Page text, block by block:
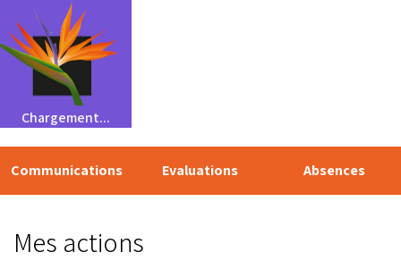
Chargement...
Communications Evaluations Absences
Mes actions